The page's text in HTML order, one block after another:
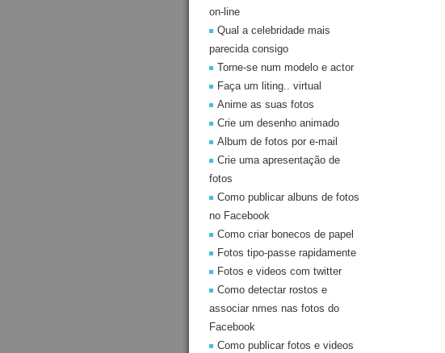
on-line
Qual a celebridade mais
parecida consigo
Torne-se num modelo e actor
Faça um liting.. virtual
Anime as suas fotos
Crie um desenho animado
Album de fotos por e-mail
Crie uma apresentação de
fotos
Como publicar albuns de fotos
no Facebook
Como criar bonecos de papel
Fotos tipo-passe rapidamente
Fotos e videos com twitter
Como detectar rostos e
associar nmes nas fotos do
Facebook
Como publicar fotos e videos